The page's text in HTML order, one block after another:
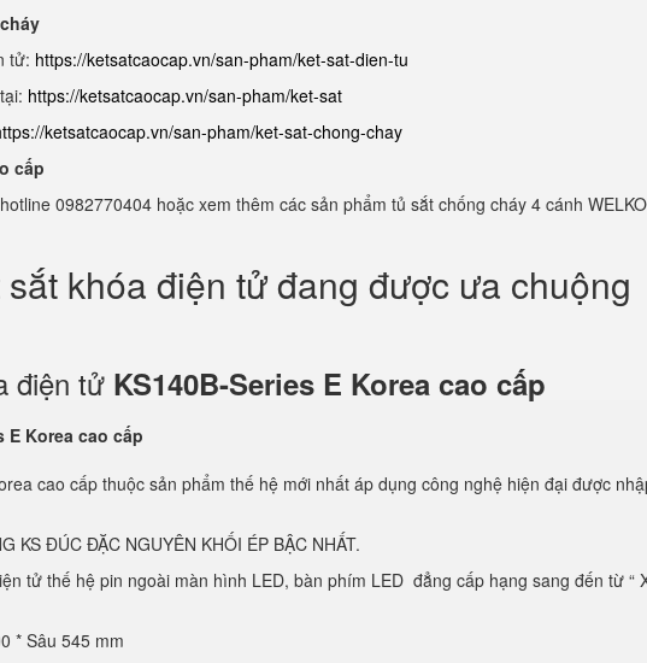
tử: https://ketsatcaocap.vn/san-pham/ket-sat-dien-tu
https://ketsatcaocap.vn/san-pham/ket-sat
ketsatcaocap.vn/san-pham/ket-sat-chong-chay
cấp
0982770404 hoặc xem thêm các sản phẩm tủ sắt chống cháy 4 cánh
khóa điện tử đang được ưa chuộng
điện tử KS140B-Series E Korea cao cấp
cao cấp thuộc sản phẩm thế hệ mới nhất áp dụng công nghệ hiện đại được
KS ĐÚC ĐẶC NGUYÊN KHỐI ÉP BẬC NHẤT.
tử thế hệ pin ngoài màn hình LED, bàn phím LED đẳng cấp hạng sang đến từ “
* Sâu 545 mm